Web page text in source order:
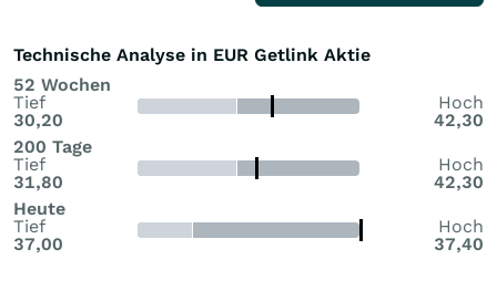
Technische Analyse in EUR Getlink Aktie
52 Wochen
Tief
30,20
Hoch
42,30
200 Tage
Tief
31,80
Hoch
42,30
Heute
Tief
37,00
Hoch
37,40